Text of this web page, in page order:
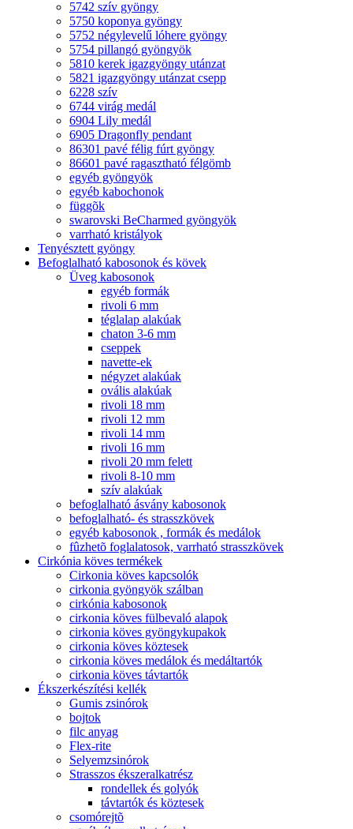
5742 szív gyöngy
5750 koponya gyöngy
5752 négylevelű lóhere gyöngy
5754 pillangó gyöngyök
5810 kerek igazgyöngy utánzat
5821 igazgyöngy utánzat csepp
6228 szív
6744 virág medál
6904 Lily medál
6905 Dragonfly pendant
86301 pavé félig fúrt gyöngy
86601 pavé ragasztható félgömb
egyéb gyöngyök
egyéb kabochonok
függõk
swarovski BeCharmed gyöngyök
varrható kristályok
Tenyésztett gyöngy
Befoglalható kabosonok és kövek
Üveg kabosonok
egyéb formák
rivoli 6 mm
téglalap alakúak
chaton 3-6 mm
cseppek
navette-ek
négyzet alakúak
ovális alakúak
rivoli 18 mm
rivoli 12 mm
rivoli 14 mm
rivoli 16 mm
rivoli 20 mm felett
rivoli 8-10 mm
szív alakúak
befoglalható ásvány kabosonok
befoglalható- és strasszkövek
egyéb kabosonok , formák és medálok
fûzhetõ foglalatosok, varrható strasszkövek
Cirkónia köves termékek
Cirkonia köves kapcsolók
cirkonia gyöngyök szálban
cirkónia kabosonok
cirkonia köves fülbevaló alapok
cirkonia köves gyöngykupakok
cirkonia köves köztesek
cirkonia köves medálok és medáltartók
cirkonia köves távtartók
Ékszerkészítési kellék
Gumis zsinórok
bojtok
filc anyag
Flex-rite
Selyemzsinórok
Strasszos ékszeralkatrész
rondellek és golyók
távtartók és köztesek
csomórejtõ